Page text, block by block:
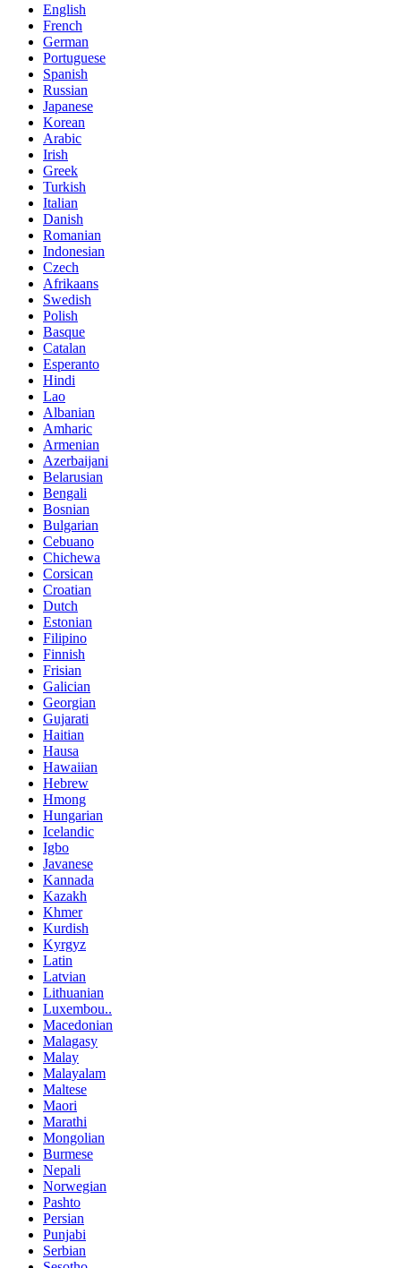
English
French
German
Portuguese
Spanish
Russian
Japanese
Korean
Arabic
Irish
Greek
Turkish
Italian
Danish
Romanian
Indonesian
Czech
Afrikaans
Swedish
Polish
Basque
Catalan
Esperanto
Hindi
Lao
Albanian
Amharic
Armenian
Azerbaijani
Belarusian
Bengali
Bosnian
Bulgarian
Cebuano
Chichewa
Corsican
Croatian
Dutch
Estonian
Filipino
Finnish
Frisian
Galician
Georgian
Gujarati
Haitian
Hausa
Hawaiian
Hebrew
Hmong
Hungarian
Icelandic
Igbo
Javanese
Kannada
Kazakh
Khmer
Kurdish
Kyrgyz
Latin
Latvian
Lithuanian
Luxembou..
Macedonian
Malagasy
Malay
Malayalam
Maltese
Maori
Marathi
Mongolian
Burmese
Nepali
Norwegian
Pashto
Persian
Punjabi
Serbian